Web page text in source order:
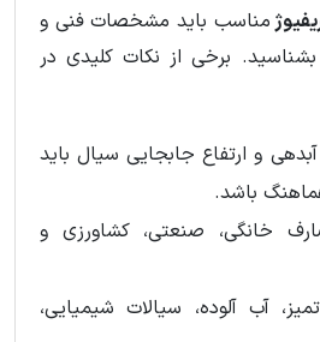
مناسب باید مشخصات فنی و
بشناسید. برخی از نکات کلیدی در
و ارتفاع جابجایی سیال باید
باشد.
خانگی، صنعتی، کشاورزی و
آب آلوده، سیالات شیمیایی،